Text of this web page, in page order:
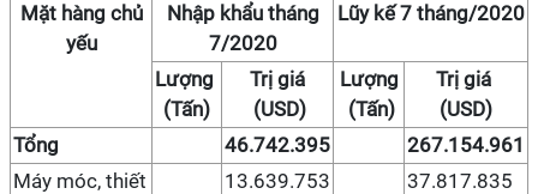
Mặt hàng chủ
yếu
Nhập khẩu tháng
7/2020
Lũy kế 7 tháng/2020
Lượng
(Tấn)
Trị giá
(USD)
Lượng
(Tấn)
Trị giá
(USD)
Tổng
46.742.395
267.154.961
Máy móc, thiết
13.639.753 37.817.835